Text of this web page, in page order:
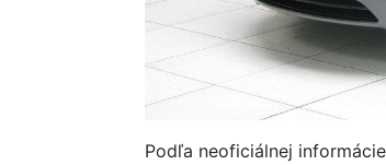
Podľa neoficiálnej